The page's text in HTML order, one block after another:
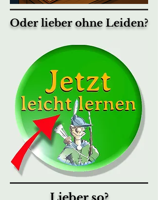
Oder lieber ohne Leiden?